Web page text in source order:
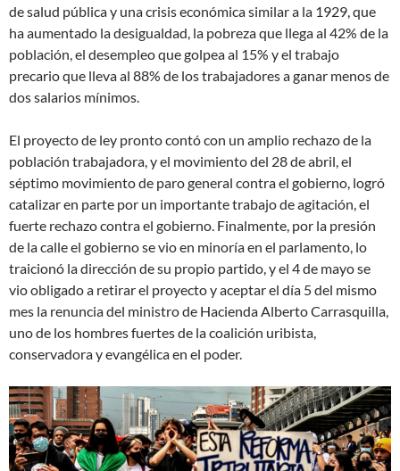
de salud pública y una crisis económica similar a la 1929, que
ha aumentado la desigualdad, la pobreza que llega al 42% de la
población, el desempleo que golpea al 15% y el trabajo
precario que lleva al 88% de los trabajadores a ganar menos de
dos salarios mínimos.
El proyecto de ley pronto contó con un amplio rechazo de la
población trabajadora, y el movimiento del 28 de abril, el
séptimo movimiento de paro general contra el gobierno, logró
catalizar en parte por un importante trabajo de agitación, el
fuerte rechazo contra el gobierno. Finalmente, por la presión
de la calle el gobierno se vio en minoría en el parlamento, lo
traicionó la dirección de su propio partido, y el 4 de mayo se
vio obligado a retirar el proyecto y aceptar el día 5 del mismo
mes la renuncia del ministro de Hacienda Alberto Carrasquilla,
uno de los hombres fuertes de la coalición uribista,
conservadora y evangélica en el poder.